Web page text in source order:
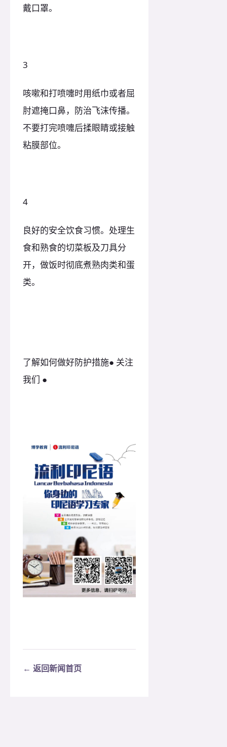
戴口罩。
3
咳嗽和打喷嚏时用纸巾或者屈
肘遮掩口鼻，防治飞沫传播。
不要打完喷嚏后揉眼睛或接触
粘膜部位。
4
良好的安全饮食习惯。处理生
食和熟食的切菜板及刀具分
开，做饭时彻底煮熟肉类和蛋
类。
了解如何做好防护措施● 关注
我们 ●
← 返回新闻首页